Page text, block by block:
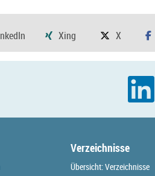
Verzeichnisse
Übersicht: Verzeichnisse